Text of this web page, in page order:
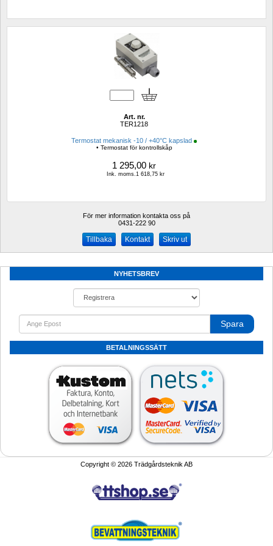
Art. nr.
TER1218
Termostat mekanisk -10 / +40°C kapslad
• Termostat för kontrollskåp
1 295,00 kr
Ink. moms.1 618,75 kr
För mer information kontakta oss på
0431-222 90
Kontakt Skriv ut
NYHETSBREV
Spara
BETALNINGSSÄTT
Copyright © 2026 Trädgårdsteknik AB